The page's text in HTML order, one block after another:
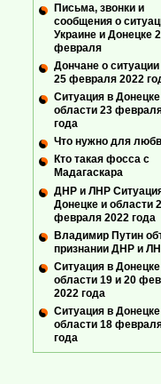
Письма, звонки и
сообщения о
Украине и Донецке
февраля
Дончане о
25 февраля 2022
Ситуация в
области 23
года
Что нужно для
Кто такая фосса с
Мадагаскара
ДНР и ЛНР
Донецке и области
февраля 2022 года
Владимир Путин
признании ДНР и
Ситуация в
области 19 и 20
2022 года
Ситуация в
области 18
года